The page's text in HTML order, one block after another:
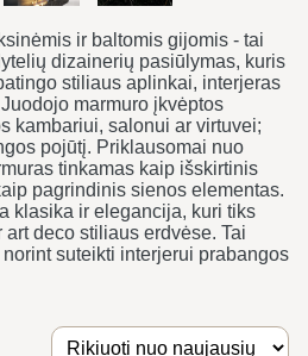
ir baltomis gijomis - tai
dizainerių pasiūlymas, kuris
stiliaus aplinkai, interjeras
marmuro įkvėptos
kambariui, salonui ar virtuvei;
pojūtį. Priklausomai nuo
tinkamas kaip išskirtinis
pagrindinis sienos elementas.
klasika ir elegancija, kuri tiks
deco stiliaus erdvėse. Tai
suteikti interjerui prabangos